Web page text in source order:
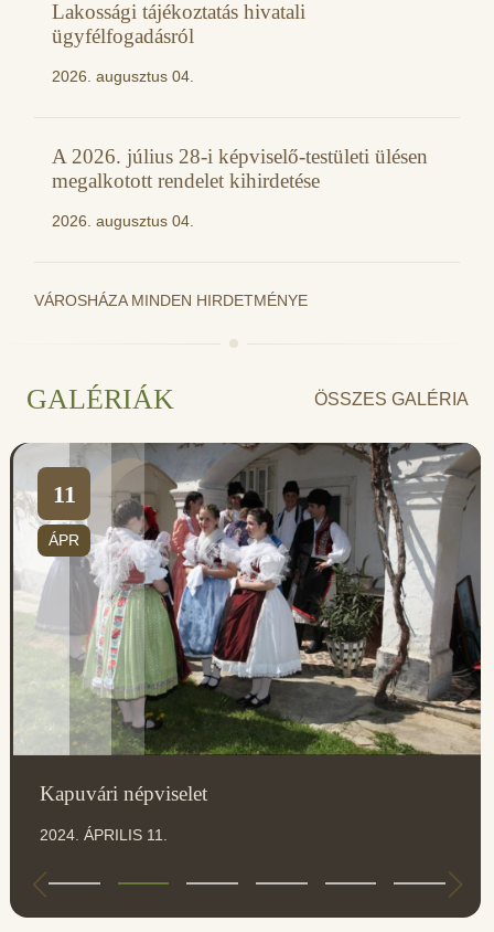
Lakossági tájékoztatás hivatali
ügyfélfogadásról
2026. augusztus 04.
A 2026. július 28-i képviselő-testületi ülésen
megalkotott rendelet kihirdetése
2026. augusztus 04.
VÁROSHÁZA MINDEN HIRDETMÉNYE
GALÉRIÁK ÖSSZES GALÉRIA
11
ÁPR
Kapuvári népviselet
2024. ÁPRILIS 11.